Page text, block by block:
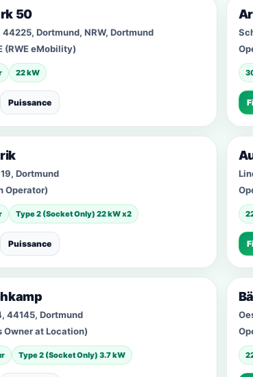
50
Dortmund, NRW, Dortmund
(RWE eMobility)
22 kW
Puissance
Dortmund
Operator)
Type 2 (Socket Only) 22 kW x2
Puissance
44145, Dortmund
Owner at Location)
Type 2 (Socket Only) 3.7 kW